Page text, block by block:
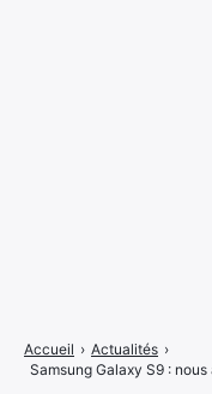
Accueil › Actualités ›
Samsung Galaxy S9 :